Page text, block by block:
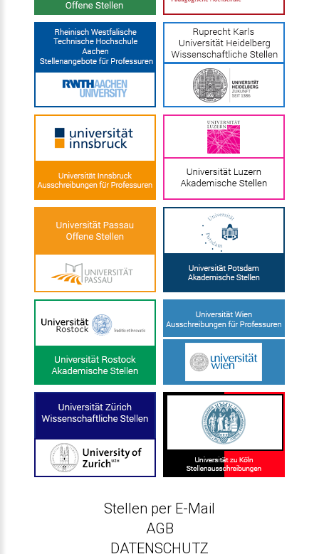
Stellen per E-Mail
AGB
DATENSCHUTZ